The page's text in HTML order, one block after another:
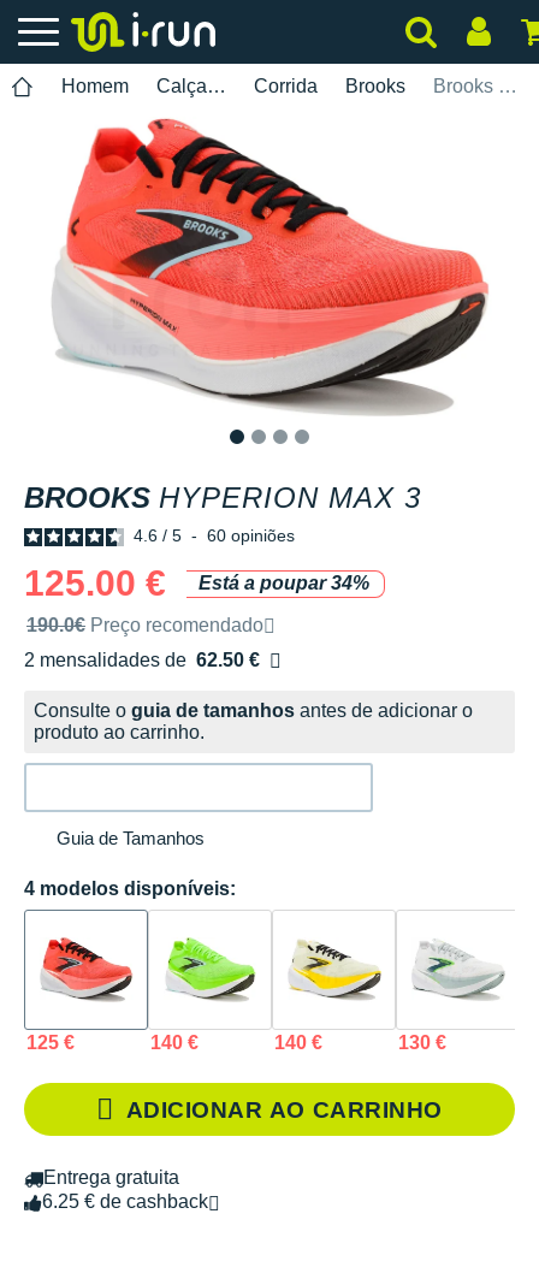
Homem Calçados Corrida Brooks Brooks Hyperion Max 3
BROOKS HYPERION MAX 3
4.6 / 5 - 60 opiniões
125.00 €
Está a poupar 34%
Preço de venda recomendado pela marca
190.0€ Preço recomendado
2 mensalidades de 62.50 €
sem custos
Consulte o guia de tamanhos antes de adicionar o
produto ao carrinho.
Guia de Tamanhos
4 modelos disponíveis:
125 € 140 € 140 € 130 €
ADICIONAR AO CARRINHO
Entrega gratuita
6.25 € de cashback